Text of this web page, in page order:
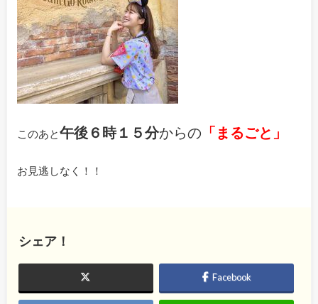
このあと午後６時１５分からの 「まるごと」
お見逃しなく！！
シェア！
Facebook